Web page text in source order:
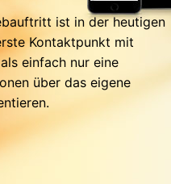
ist in der heutigen
Kontaktpunkt mit
einfach nur eine
über das eigene